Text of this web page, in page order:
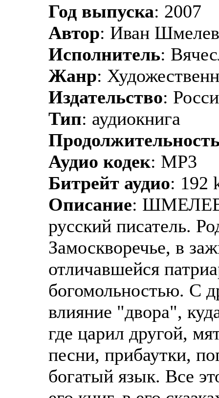
Год выпуска: 2007
Автор: Иван
Исполнитель:
Жанр:
Издательство:
Тип: аудиокнига
Аудио кодек: MP3
Битрейт аудио: 192
Описание: ШМЕЛЕВ
русский писатель.
Замоскворечье, в
отличавшейся
богомольностью. С
влияние "двора",
где царил другой,
песни, прибаутки,
богатый язык. Все